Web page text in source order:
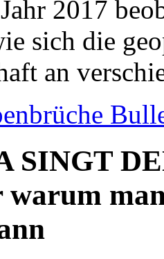
2017
sich die
an
SINGT
warum